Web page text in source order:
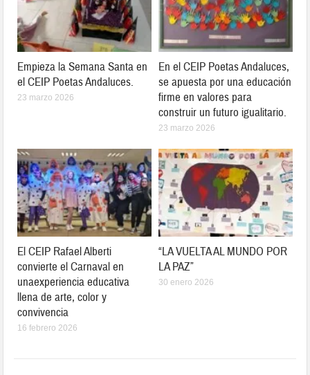
Empieza la Semana Santa en
el CEIP Poetas Andaluces.
23 marzo 2026
En el CEIP Poetas Andaluces,
se apuesta por una educación
firme en valores para
construir un futuro igualitario.
23 marzo 2026
El CEIP Rafael Alberti
convierte el Carnaval en
unaexperiencia educativa
llena de arte, color y
convivencia
16 febrero 2026
“LA VUELTA AL MUNDO POR
LA PAZ”
30 enero 2026